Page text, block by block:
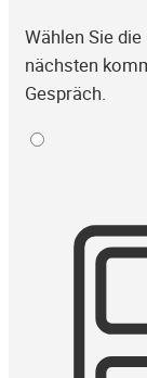
Wählen Sie
nächsten
Gespräch.